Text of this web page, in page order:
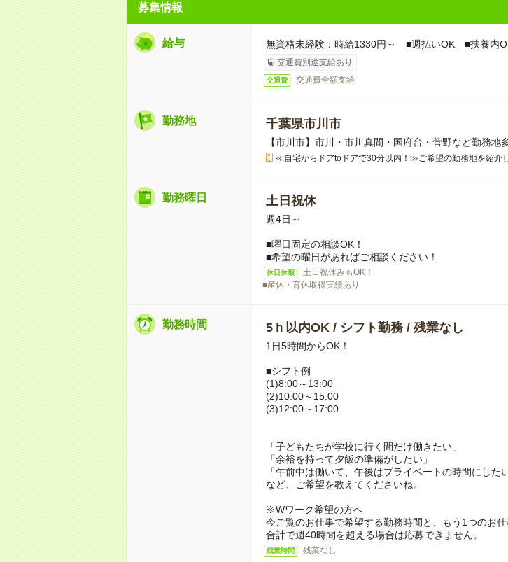
募集情報
給与 無資格未経験：時給1330円～ ■週払いOK ■扶養内
交通費別途支給あり
交通費 交通費全額支給
勤務地 千葉県市川市
【市川市】市川・市川真間・国府台・菅野など勤務地
≪自宅からドアtoドアで30分以内！≫ご希望の勤務地を紹介し
勤務曜日 土日祝休
週4日～
■曜日固定の相談OK！
■希望の曜日があればご相談ください！
休日休暇
土日祝休みもOK！
■産休・育休取得実績あり
勤務時間 5ｈ以内OK / シフト勤務 / 残業なし
1日5時間からOK！
■シフト例
(1)8:00～13:00
(2)10:00～15:00
(3)12:00～17:00
「子どもたちが学校に行く間だけ働きたい」
「余裕を持って夕飯の準備がしたい」
「午前中は働いて、午後はプライベートの時間にしたい
など、ご希望を教えてくださいね。
※Wワーク希望の方へ
今ご覧のお仕事で希望する勤務時間と、もう1つのお仕
合計で週40時間を超える場合は応募できません。
残業時間 残業なし